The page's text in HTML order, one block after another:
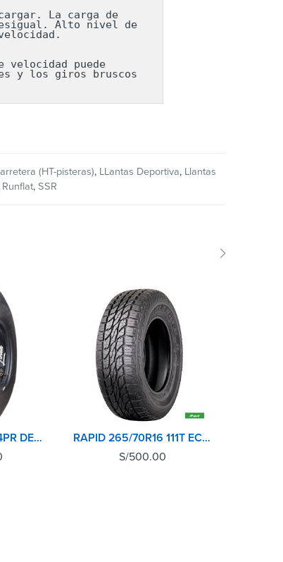
La carga de
Alto nivel de
puede
y los giros bruscos
(HT-pisteras), LLantas Deportiva, Llantas
Runflat, SSR
LLANTA 7.50R16 14PR DELANTERA BRIDGESTONE
RAPID 265/70R16 111T ECOLANDER AT
S/500.00